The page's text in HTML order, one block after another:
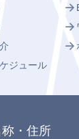
ジュール
・住所